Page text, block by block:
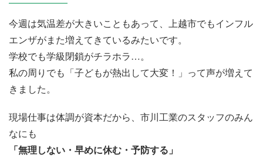
今週は気温差が大きいこともあって、上越市でもインフル
エンザがまた増えてきているみたいです。
学校でも学級閉鎖がチラホラ…。
私の周りでも「子どもが熱出して大変！」って声が増えて
きました。
現場仕事は体調が資本だから、市川工業のスタッフのみん
なにも
「無理しない・早めに休む・予防する」